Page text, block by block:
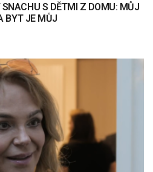
S DĚTMI Z DOMU: MŮJ
BYT JE MŮJ